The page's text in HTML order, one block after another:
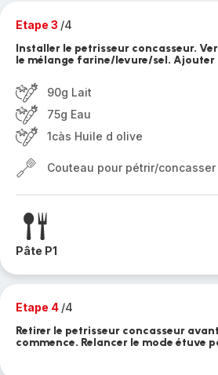
Etape 3 /4
Installer le petrisseur concasseur.
le mélange farine/levure/sel. Ajouter
90g Lait
75g Eau
1càs Huile d olive
Couteau pour pétrir/concasser
Pâte P1
Etape 4 /4
Retirer le petrisseur concasseur
commence. Relancer le mode étuve